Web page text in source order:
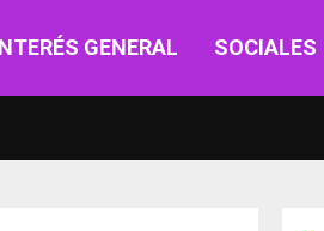
GENERAL SOCIALES